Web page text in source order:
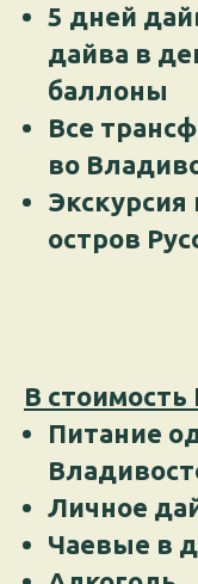
5 дней
дайва в
баллоны
Все
во
Экскурсия
остров
В
Питание
Личное
Чаевые в